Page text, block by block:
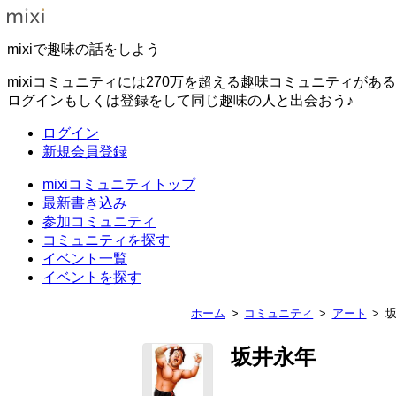
mixiで趣味の話をしよう
mixiコミュニティには270万を超える趣味コミュニティがある
ログインもしくは登録をして同じ趣味の人と出会おう♪
ログイン
新規会員登録
mixiコミュニティトップ
最新書き込み
参加コミュニティ
コミュニティを探す
イベント一覧
イベントを探す
ホーム コミュニティ アート
坂井永年